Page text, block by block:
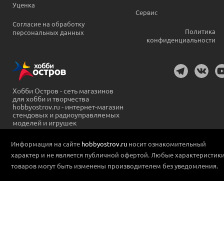
Уценка
Согласие на обработку
персональных данных
Сервис
Политика
конфиденциальности
Хобби Остров - сеть магазинов
для хобби и творчества
hobbyostrov.ru - интернет-магазин
стендовых и радиоуправляемых
моделей и игрушек
Информация на сайте hobbyostrov.ru носит ознакомительный
характер и не является публичной офертой. Любые
товаров могут быть изменены производителем без уведомления.